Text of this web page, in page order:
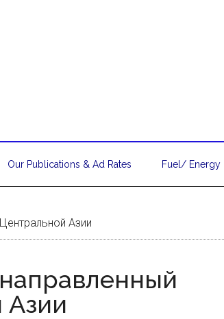
Our Publications & Ad Rates Fuel/ Energy
Азии
Азии